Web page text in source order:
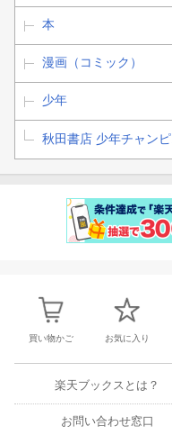
本
漫画（コミック）
少年
秋田書店 少年チャン
買い物かご お気に入り
楽天ブックスとは？
お問い合わせ窓口